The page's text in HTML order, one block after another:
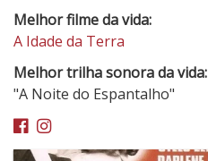
Melhor filme da vida:
A Idade da Terra
Melhor trilha sonora da vida:
"A Noite do Espantalho"
Facebook
Instagram